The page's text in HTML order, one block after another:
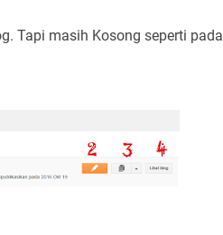
Tapi masih Kosong seperti pada